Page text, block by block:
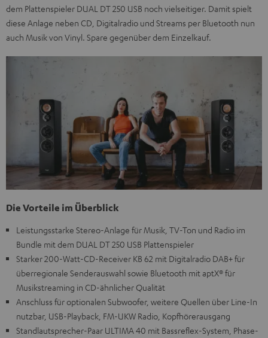
dem Plattenspieler DUAL DT 250 USB noch vielseitiger. Damit spielt
diese Anlage neben CD, Digitalradio und Streams per Bluetooth nun
auch Musik von Vinyl. Spare gegenüber dem Einzelkauf.
Die Vorteile im Überblick
Leistungsstarke Stereo-Anlage für Musik, TV-Ton und Radio im
Bundle mit dem DUAL DT 250 USB Plattenspieler
Starker 200-Watt-CD-Receiver KB 62 mit Digitalradio DAB+ für
überregionale Senderauswahl sowie Bluetooth mit aptX® für
Musikstreaming in CD-ähnlicher Qualität
Anschluss für optionalen Subwoofer, weitere Quellen über Line-In
nutzbar, USB-Playback, FM-UKW Radio, Kopfhörerausgang
Standlautsprecher-Paar ULTIMA 40 mit Bassreflex-System, Phase-